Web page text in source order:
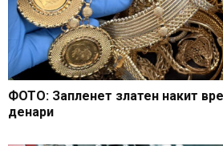
ФОТО: Запленет златен накит
денари